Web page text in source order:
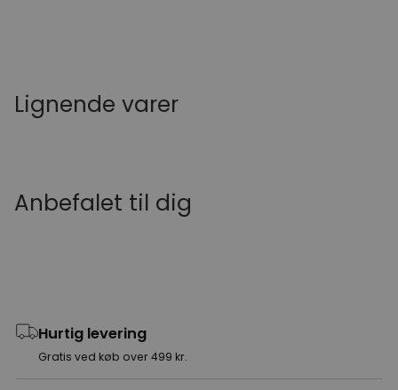
Lignende varer
Anbefalet til dig
Hurtig levering
Gratis ved køb over 499 kr.